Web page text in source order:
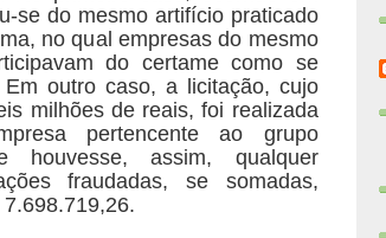
se do mesmo artifício praticado
no qual empresas do mesmo
do certame como se
Em outro caso, a licitação, cujo
milhões de reais, foi realizada
pertencente ao grupo
houvesse, assim, qualquer
fraudadas, se somadas,